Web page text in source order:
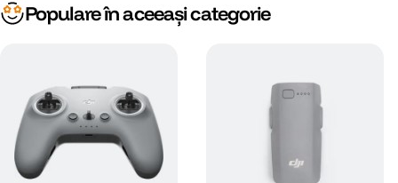
Populare în aceeași categorie